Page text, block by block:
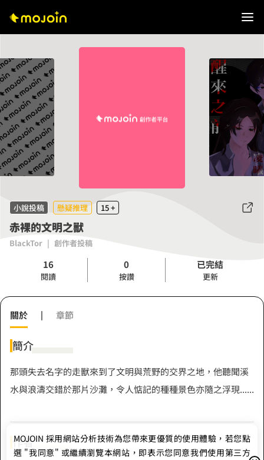
小說投稿 懸疑推理 15 +
赤裸的文明之獸
BlackTor | 創作者投稿
16
閱讀
0
按讚
已完結
更新
關於 | 章節
簡介
那頭失去名字的走獸來到了文明與荒野的交界之地，他聽聞溪
水與浪濤交錯於那片沙灘，令人惦記的種種景色亦隨之浮現......
作者
MOJOIN 採用網站分析技術為您帶來更優質的使用體驗，若您點
選 "我同意" 或繼續瀏覽本網站，即表示您同意我們使用第三方